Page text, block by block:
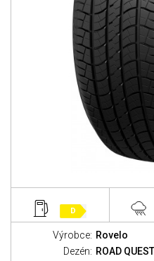
D
Výrobce: Rovelo
Dezén: ROAD